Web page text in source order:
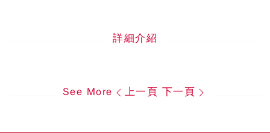
詳細介紹
See More 上一頁 下一頁